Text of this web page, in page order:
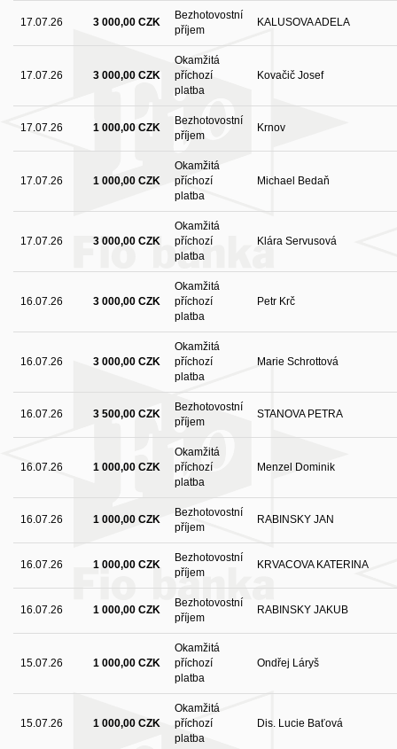
17.07.26 3 000,00 CZK
Bezhotovostní
příjem
KALUSOVA ADELA
17.07.26 3 000,00 CZK
Okamžitá
příchozí
platba
Kovačič Josef
17.07.26 1 000,00 CZK
Bezhotovostní
příjem
Krnov
17.07.26 1 000,00 CZK
Okamžitá
příchozí
platba
Michael Bedaň
17.07.26 3 000,00 CZK
Okamžitá
příchozí
platba
Klára Servusová
16.07.26 3 000,00 CZK
Okamžitá
příchozí
platba
Petr Krč
16.07.26 3 000,00 CZK
Okamžitá
příchozí
platba
Marie Schrottová
16.07.26 3 500,00 CZK
Bezhotovostní
příjem
STANOVA PETRA
16.07.26 1 000,00 CZK
Okamžitá
příchozí
platba
Menzel Dominik
16.07.26 1 000,00 CZK
Bezhotovostní
příjem
RABINSKY JAN
16.07.26 1 000,00 CZK
Bezhotovostní
příjem
KRVACOVA KATERINA
16.07.26 1 000,00 CZK
Bezhotovostní
příjem
RABINSKY JAKUB
15.07.26 1 000,00 CZK
Okamžitá
příchozí
platba
Ondřej Láryš
15.07.26 1 000,00 CZK
Okamžitá
příchozí
platba
Dis. Lucie Baťová